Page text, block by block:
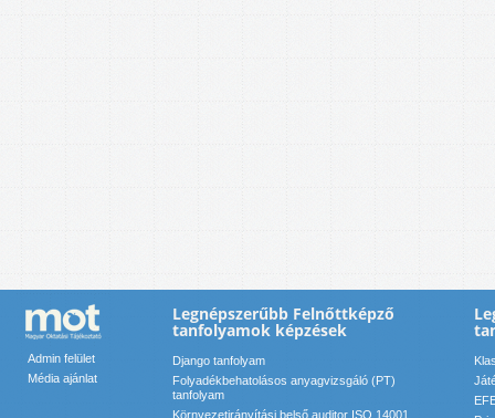
Admin felület
Média ajánlat
Legnépszerűbb Felnőttképző
tanfolyamok képzések
Django tanfolyam
Folyadékbehatolásos anyagvizsgáló (PT)
tanfolyam
Környezetirányítási belső auditor ISO 14001